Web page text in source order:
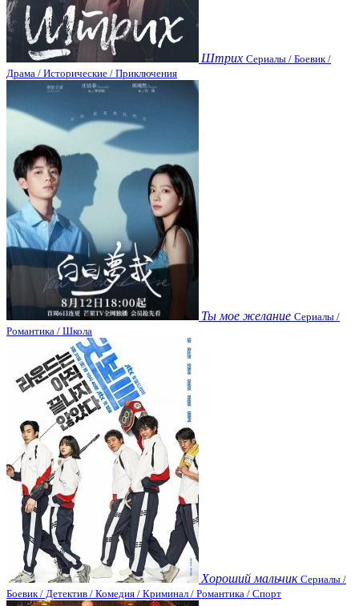
Штрих Сериалы / Боевик /
Драма / Исторические / Приключения
Ты мое желание Сериалы /
Романтика / Школа
Хороший мальчик Сериалы /
Боевик / Детектив / Комедия / Криминал / Романтика / Спорт